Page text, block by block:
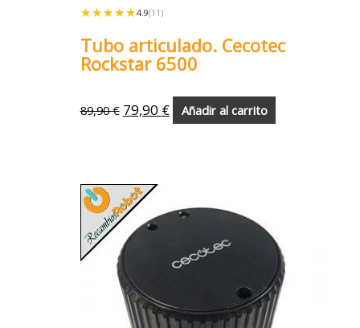
★★★★★
★★★★★4.9(11)
Tubo articulado. Cecotec
Rockstar 6500
89,90€ 79,90 € Añadir al carrito